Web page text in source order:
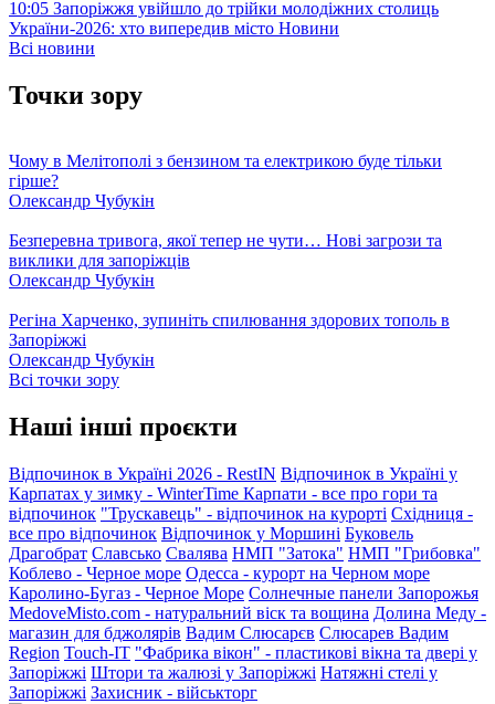
10:05 Запоріжжя увійшло до трійки молодіжних столиць
України-2026: хто випередив місто Новини
Всі новини
Точки зору
Чому в Мелітополі з бензином та електрикою буде тільки
гірше?
Олександр Чубукін
Безперевна тривога, якої тепер не чути… Нові загрози та
виклики для запоріжців
Олександр Чубукін
Регіна Харченко, зупиніть спилювання здорових тополь в
Запоріжжі
Олександр Чубукін
Всі точки зору
Наші інші проєкти
Відпочинок в Україні 2026 - RestIN Відпочинок в Україні у
Карпатах у зимку - WinterTime Карпати - все про гори та
відпочинок "Трускавець" - відпочинок на курорті Східниця -
все про відпочинок Відпочинок у Моршині Буковель
Драгобрат Славсько Свалява НМП "Затока" НМП "Грибовка"
Коблево - Черное море Одесса - курорт на Черном море
Каролино-Бугаз - Черное Море Солнечные панели Запорожья
MedoveMisto.com - натуральний віск та вощина Долина Меду -
магазин для бджолярів Вадим Слюсарєв Слюсарев Вадим
Region Touch-IT "Фабрика вікон" - пластикові вікна та двері у
Запоріжжі Штори та жалюзі у Запоріжжі Натяжні стелі у
Запоріжжі Захисник - військторг